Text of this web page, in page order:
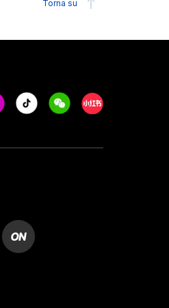
Torna su
Tiktok WeechatXiaohongshu/
ON